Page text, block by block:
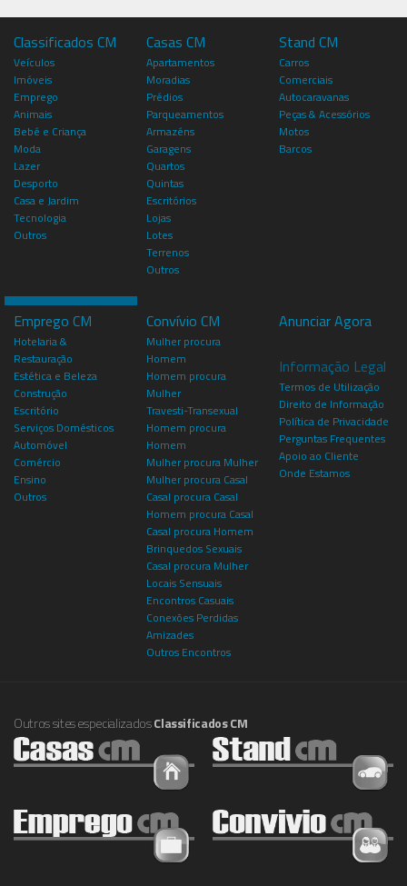
Classificados CM
Veículos
Imóveis
Emprego
Animais
Bebé e Criança
Moda
Lazer
Desporto
Casa e Jardim
Tecnologia
Outros
Casas CM
Apartamentos
Moradias
Prédios
Parqueamentos
Armazéns
Garagens
Quartos
Quintas
Escritórios
Lojas
Lotes
Terrenos
Outros
Stand CM
Carros
Comerciais
Autocaravanas
Peças & Acessórios
Motos
Barcos
Emprego CM
Hotelaria &
Restauração
Estética e Beleza
Construção
Escritório
Serviços Domésticos
Automóvel
Comércio
Ensino
Outros
Convívio CM
Mulher procura
Homem
Homem procura
Mulher
Travesti-Transexual
Homem procura
Homem
Mulher procura Mulher
Mulher procura Casal
Casal procura Casal
Homem procura Casal
Casal procura Homem
Brinquedos Sexuais
Casal procura Mulher
Locais Sensuais
Encontros Casuais
Conexões Perdidas
Amizades
Outros Encontros
Anunciar Agora
Informação Legal
Termos de Utilização
Direito de Informação
Política de Privacidade
Perguntas Frequentes
Apoio ao Cliente
Onde Estamos
Outros sites especializadosClassificados CM